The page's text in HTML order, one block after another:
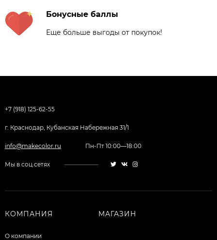
Бонусные баллы
Еще больше выгоды от покупок!
+7 (918) 125-62-55
г. Краснодар, Кубанская Набережная 31/1
info@makecolor.ru Пн-Пт 10:00—18:00
Мы в соц.сетях
КОМПАНИЯ
О компании
МАГАЗИН